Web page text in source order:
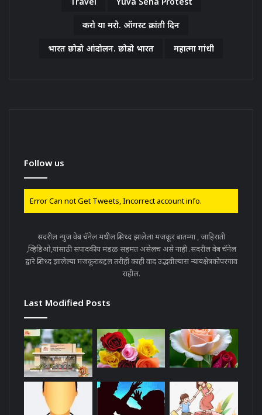
करो या मरो. ऑगस्ट क्रांती दिन
भारत छोडो आंदोलन. छोडो भारत महात्मा गांधी
Follow us
Error Can not Get Tweets, Incorrect account info.
सदरील न्युज वेब चॅनेल मधील प्रसिध्द झालेला मजकूर बातम्या , जाहिराती
,व्हिडिओ,यांसाठी संपादकीय मंडळ सहमत असेलच असे नाही .सदरील वेब चॅनेल
द्वारे प्रसिध्द झालेल्या मजकूराबद्दल तरीही काही वाद उद्भवील्यास न्यायक्षेत्रकोपरगाव
राहील.
Last Modified Posts